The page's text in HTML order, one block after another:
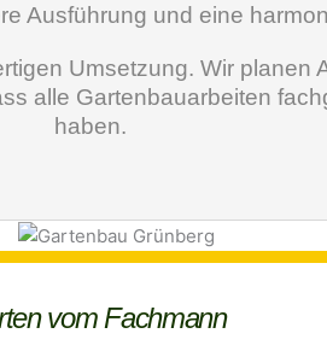
Ausführung und eine
Umsetzung. Wir
alle Gartenbauarbeiten
haben.
vom Fachmann